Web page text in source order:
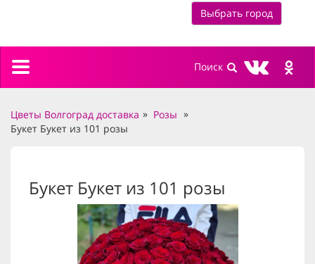
Выбрать город
Toggle
Цветы Волгоград доставка
Розы
Букет Букет из 101 розы
Букет Букет из 101 розы